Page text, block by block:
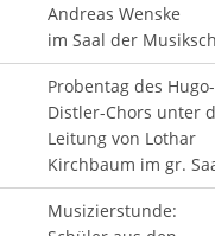
Andreas Wenske
im Saal der
Probentag des Hugo-
Distler-Chors unter
Leitung von Lothar
Kirchbaum im gr.
Musizierstunde: